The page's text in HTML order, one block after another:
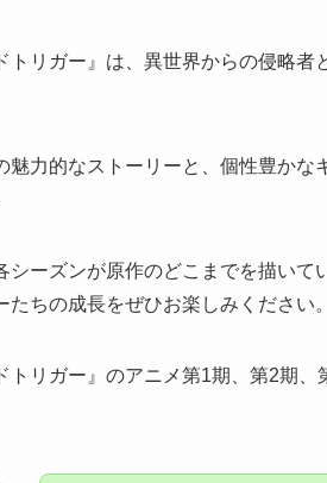
トリガー』は、異世界からの侵略
魅力的なストーリーと、個性豊かな
シーズンが原作のどこまでを描い
たちの成長をぜひお楽しみください。
トリガー』のアニメ第1期、第2期、